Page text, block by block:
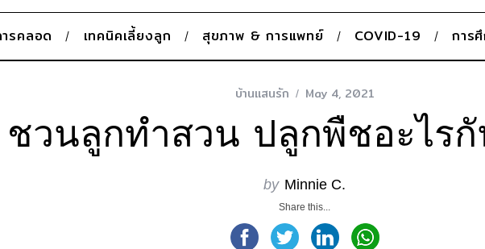
รคลอด เทคนิคเลี้ยงลูก สุขภาพ & การแพทย์ COVID-19 การ
บ้านแสนรัก May 4, 2021
ชวนลูกทำสวน ปลูกพืชอะไร
by Minnie C.
Share this...